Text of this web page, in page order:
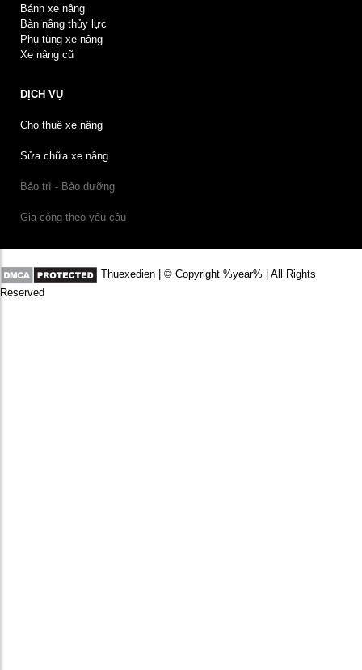
Bánh xe nâng
Bàn nâng thủy lực
Phụ tùng xe nâng
Xe nâng cũ
DỊCH VỤ
Cho thuê xe nâng
Sửa chữa xe nâng
Bảo trì - Bảo dưỡng
Gia công theo yêu cầu
Thuexedien | © Copyright %year% | All Rights
Reserved